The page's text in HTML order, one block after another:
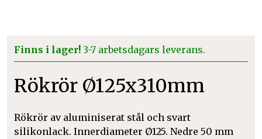
Finns i lager! 3-7 arbetsdagars leverans.
Rökrör Ø125x310mm
Rökrör av aluminiserat stål och svart
silikonlack. Innerdiameter Ø125. Nedre 50 mm